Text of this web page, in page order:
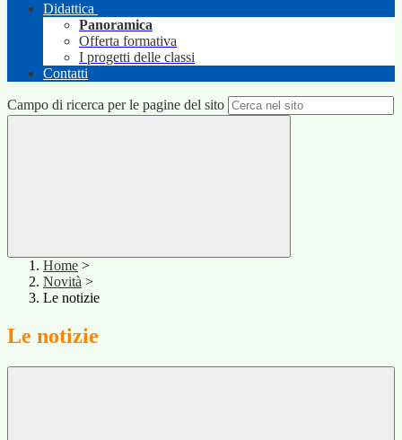
Didattica
Panoramica
Offerta formativa
I progetti delle classi
Contatti
Campo di ricerca per le pagine del sito
Home >
Novità >
Le notizie
Le notizie